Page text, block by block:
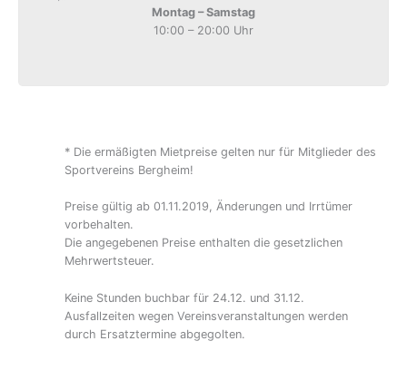
Montag – Samstag
10:00 – 20:00 Uhr
* Die ermäßigten Mietpreise gelten nur für Mitglieder des
Sportvereins Bergheim!
Preise gültig ab 01.11.2019, Änderungen und Irrtümer
vorbehalten.
Die angegebenen Preise enthalten die gesetzlichen
Mehrwertsteuer.
Keine Stunden buchbar für 24.12. und 31.12.
Ausfallzeiten wegen Vereinsveranstaltungen werden
durch Ersatztermine abgegolten.